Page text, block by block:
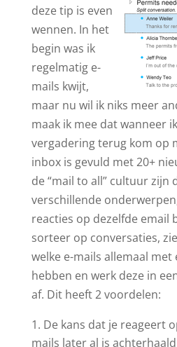
deze tip is even
wennen. In het
begin was ik
regelmatig e-
mails kwijt,
maar nu wil ik niks meer
maak ik mee dat wanneer
vergadering terug kom op
inbox is gevuld met 20+
de “mail to all” cultuur zijn
verschillende
reacties op dezelfde email
sorteer op conversaties,
welke e-mails allemaal met
hebben en werk deze in
af. Dit heeft 2 voordelen:
De kans dat je reageert
mails later al is